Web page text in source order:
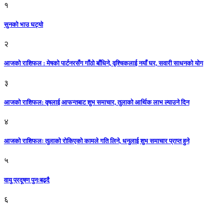
१
सुनको भाउ घट्याे
२
आजको राशिफल : मेषको पार्टनरसँग गाँठो बाँधिने, वृश्चिकलाई नयाँ घर, सवारी साधनकाे याेग
३
आजकाे राशिफल: वृषलाई आफन्तबाट शुभ समाचार, तुलाकाे आर्थिक लाभ ल्याउने दिन
४
आजको राशिफलः तुलाकाे रोकिएको कामले गति लिने, धनुलाई शुभ समाचार प्राप्त हुने
५
वायु प्रदूषण पुनःबढ्दै
६